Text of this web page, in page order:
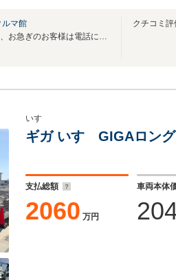
ルマ館
※只今少人数での営業の為、お急ぎのお客様は電話にてお問い合わせ下さい※
クチコミ評
いすゞ
ギガ いすゞGIGAロン
支払総額
2060 万円
車両本体